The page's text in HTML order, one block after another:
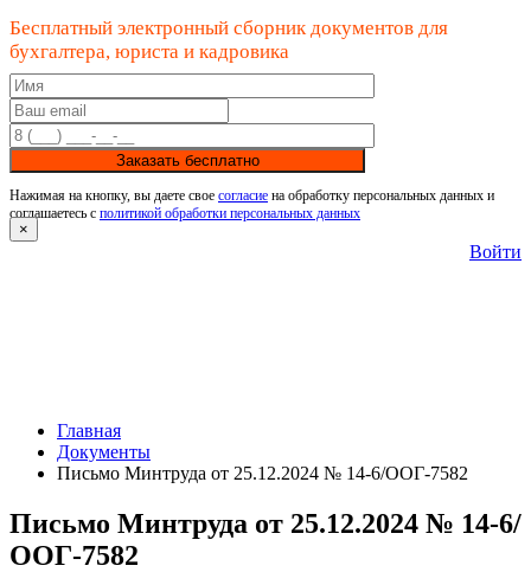
Бесплатный электронный сборник документов для
бухгалтера, юриста и кадровика
Заказать бесплатно
Нажимая на кнопку, вы даете свое согласие на обработку персональных данных и
соглашаетесь с политикой обработки персональных данных
×
Войти
Главная
Документы
Письмо Минтруда от 25.12.2024 № 14-6/ООГ-7582
Письмо Минтруда от 25.12.2024 № 14-6/
ООГ-7582